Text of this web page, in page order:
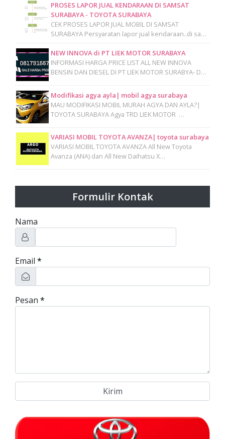
PROSES LAPOR JUAL KENDARAAN DI SAMSAT
SURABAYA - TOYOTA SURABAYA
CEK PROSES LAPOR JUAL MOBIL DI SAMSAT
SURABAYA Persyaratan lapor jual kendaraan..di sa…
NEW INNOVA di PT LIEK MOTOR SURABAYA
INFORMASI HARGA PRICE LIST ALL NEW INNOVA
BENSIN DAN DIESEL DI PT LIEK MOTOR SURABYA- D…
Modifikasi agya ayla| mobil agya surabaya
MAU MODIFIKASI MOBIL MURAH AGYA DAN AYLA?|
TOYOTA SURABAYA Agya TRD LIEK MOTOR …
VARIASI MOBIL TOYOTA AVANZA| toyota surabaya
VARIASI MOBIL TOYOTA AVANZA All New Toyota
Avanza (ANA) dan All New Daihatsu X…
Formulir Kontak
Nama
Email *
Pesan *